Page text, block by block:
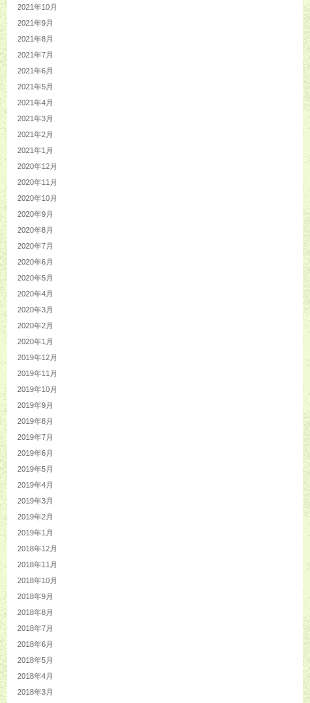
2021年10月
2021年9月
2021年8月
2021年7月
2021年6月
2021年5月
2021年4月
2021年3月
2021年2月
2021年1月
2020年12月
2020年11月
2020年10月
2020年9月
2020年8月
2020年7月
2020年6月
2020年5月
2020年4月
2020年3月
2020年2月
2020年1月
2019年12月
2019年11月
2019年10月
2019年9月
2019年8月
2019年7月
2019年6月
2019年5月
2019年4月
2019年3月
2019年2月
2019年1月
2018年12月
2018年11月
2018年10月
2018年9月
2018年8月
2018年7月
2018年6月
2018年5月
2018年4月
2018年3月